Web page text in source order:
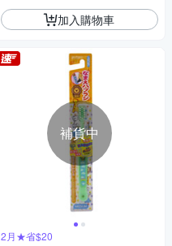
加入購物車
補貨中
2月★省$20